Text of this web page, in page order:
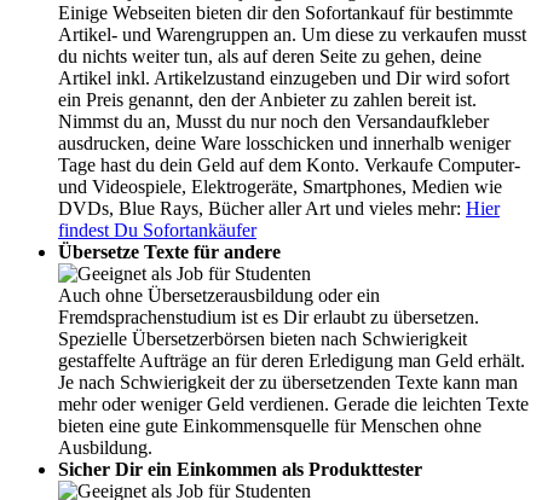
Einige Webseiten bieten dir den Sofortankauf für bestimmte
Artikel- und Warengruppen an. Um diese zu verkaufen musst
du nichts weiter tun, als auf deren Seite zu gehen, deine
Artikel inkl. Artikelzustand einzugeben und Dir wird sofort
ein Preis genannt, den der Anbieter zu zahlen bereit ist.
Nimmst du an, Musst du nur noch den Versandaufkleber
ausdrucken, deine Ware losschicken und innerhalb weniger
Tage hast du dein Geld auf dem Konto. Verkaufe Computer-
und Videospiele, Elektrogeräte, Smartphones, Medien wie
DVDs, Blue Rays, Bücher aller Art und vieles mehr: Hier
findest Du Sofortankäufer
Übersetze Texte für andere
Auch ohne Übersetzerausbildung oder ein
Fremdsprachenstudium ist es Dir erlaubt zu übersetzen.
Spezielle Übersetzerbörsen bieten nach Schwierigkeit
gestaffelte Aufträge an für deren Erledigung man Geld erhält.
Je nach Schwierigkeit der zu übersetzenden Texte kann man
mehr oder weniger Geld verdienen. Gerade die leichten Texte
bieten eine gute Einkommensquelle für Menschen ohne
Ausbildung.
Sicher Dir ein Einkommen als Produkttester